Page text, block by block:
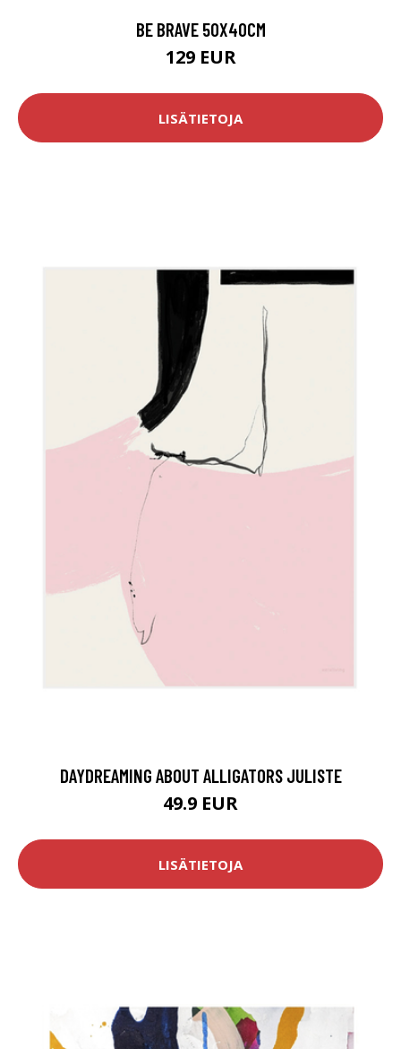
BE BRAVE 50X40CM
129 EUR
LISÄTIETOJA
DAYDREAMING ABOUT ALLIGATORS JULISTE
49.9 EUR
LISÄTIETOJA